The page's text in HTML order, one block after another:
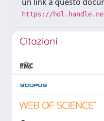
https://
Citazioni